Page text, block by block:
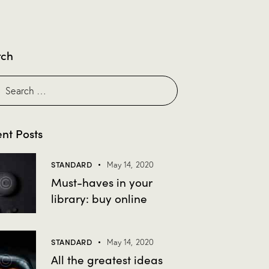
Posts
STANDARD May 14, 2020
Must-haves in your
library: buy online
STANDARD May 14, 2020
All the greatest ideas